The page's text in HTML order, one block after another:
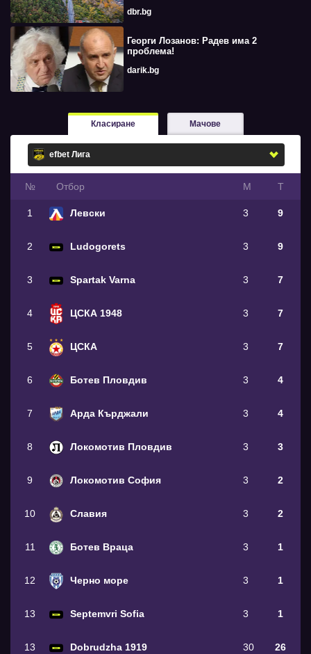
dbr.bg
Георги Лозанов: Радев има 2
проблема!
darik.bg
Класиране Мачове
№ Oтбор М Т
1 Левски 3 9
2 Ludogorets 3 9
3 Spartak Varna 3 7
4 ЦСКА 1948 3 7
5 ЦСКА 3 7
6 Ботев Пловдив 3 4
7 Арда Кърджали 3 4
8 Локомотив Пловдив 3 3
9 Локомотив София 3 2
10 Славия 3 2
11 Ботев Враца 3 1
12 Черно море 3 1
13 Septemvri Sofia 3 1
13 Dobrudzha 1919 30 26